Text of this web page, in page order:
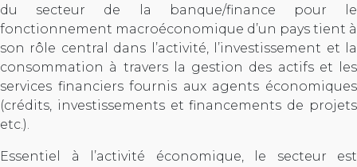
du secteur de la banque/finance pour le
fonctionnement macroéconomique d’un pays tient à
son rôle central dans l’activité, l’investissement et la
consommation à travers la gestion des actifs et les
services financiers fournis aux agents économiques
(crédits, investissements et financements de projets
etc.).
Essentiel à l’activité économique, le secteur est